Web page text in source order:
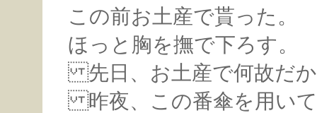
この前お土産で貰った。
ほっと胸を撫で下ろす。
先日、お土産で何故だ
昨夜、この番傘を用いて